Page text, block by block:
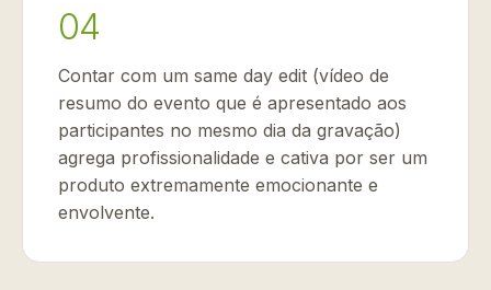
04
Contar com um same day edit (vídeo de
resumo do evento que é apresentado aos
participantes no mesmo dia da gravação)
agrega profissionalidade e cativa por ser um
produto extremamente emocionante e
envolvente.